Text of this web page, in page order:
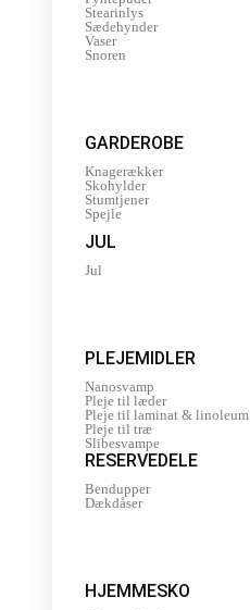
Stearinlys
Sædehynder
Vaser
Snoren
GARDEROBE
Knagerækker
Skohylder
Stumtjener
Spejle
JUL
Jul
PLEJEMIDLER
Nanosvamp
Pleje til læder
Pleje til laminat & linoleum
Pleje til træ
Slibesvampe
RESERVEDELE
Bendupper
Dækdåser
HJEMMESKO